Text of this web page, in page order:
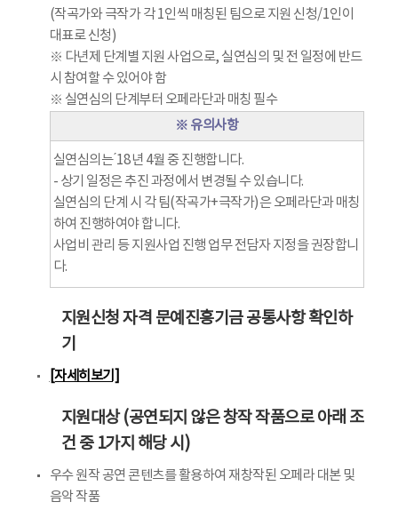
(작곡가와 극작가 각 1인씩 매칭된 팀으로 지원 신청/1인이
대표로 신청)
※ 다년제 단계별 지원 사업으로, 실연심의 및 전 일정에 반드
시 참여할 수 있어야 함
※ 실연심의 단계부터 오페라단과 매칭 필수
※ 유의사항
실연심의는 ́18년 4월 중 진행합니다.
- 상기 일정은 추진 과정에서 변경될 수 있습니다.
실연심의 단계 시 각 팀(작곡가+극작가)은 오페라단과 매칭
하여 진행하여야 합니다.
사업비 관리 등 지원사업 진행 업무 전담자 지정을 권장합니
다.
지원신청 자격 문예진흥기금 공통사항 확인하
기
[자세히보기]
지원대상 (공연되지 않은 창작 작품으로 아래 조
건 중 1가지 해당 시)
우수 원작 공연 콘텐츠를 활용하여 재창작된 오페라 대본 및
음악 작품